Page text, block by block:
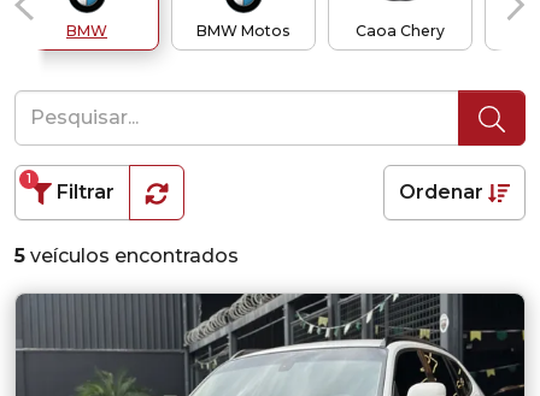
BMW BMW Motos Caoa Chery
Filtrar
1
Ordenar
5 veículos encontrados